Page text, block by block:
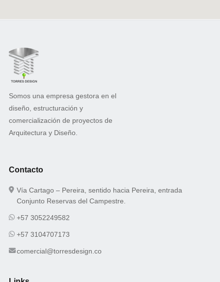
Somos una empresa gestora en el
diseño, estructuración y
comercialización de proyectos de
Arquitectura y Diseño.
Contacto
Vía Cartago – Pereira, sentido hacia Pereira, entrada
Conjunto Reservas del Campestre.
+57 3052249582
+57 3104707173
comercial@torresdesign.co